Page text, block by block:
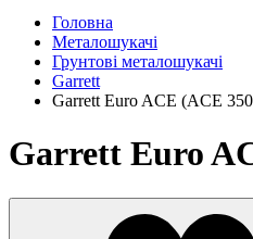
Головна
Металошукачі
Грунтові металошукачі
Garrett
Garrett Euro ACE (ACE
Garrett Euro